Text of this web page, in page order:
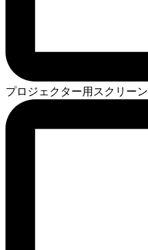
プロジェクター用スクリーン